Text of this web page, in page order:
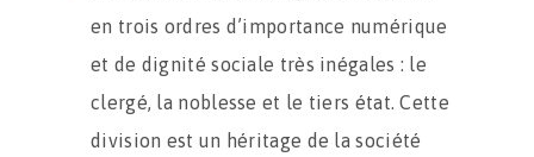
en trois ordres d’importance numérique
et de dignité sociale très inégales : le
clergé, la noblesse et le tiers état. Cette
division est un héritage de la société